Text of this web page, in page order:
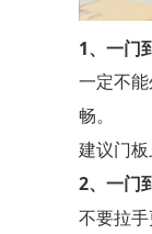
1、
一门
一定不能
畅。
建议门板
2、
一门
不要拉